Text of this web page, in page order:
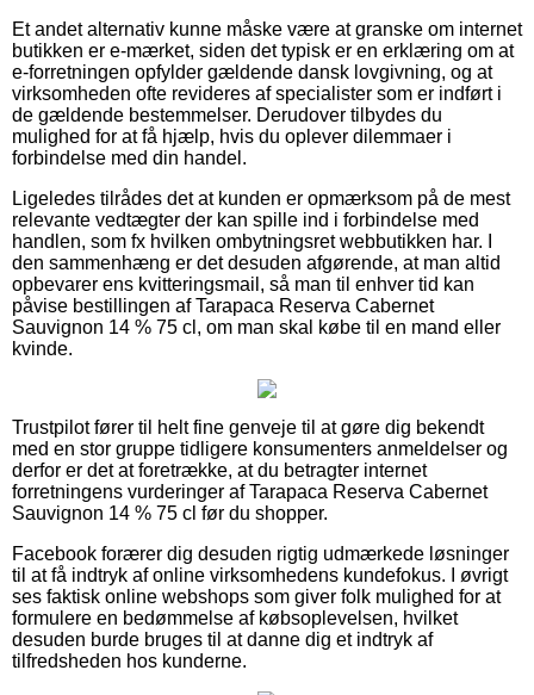
Et andet alternativ kunne måske være at granske om internet
butikken er e-mærket, siden det typisk er en erklæring om at
e-forretningen opfylder gældende dansk lovgivning, og at
virksomheden ofte revideres af specialister som er indført i
de gældende bestemmelser. Derudover tilbydes du
mulighed for at få hjælp, hvis du oplever dilemmaer i
forbindelse med din handel.
Ligeledes tilrådes det at kunden er opmærksom på de mest
relevante vedtægter der kan spille ind i forbindelse med
handlen, som fx hvilken ombytningsret webbutikken har. I
den sammenhæng er det desuden afgørende, at man altid
opbevarer ens kvitteringsmail, så man til enhver tid kan
påvise bestillingen af Tarapaca Reserva Cabernet
Sauvignon 14 % 75 cl, om man skal købe til en mand eller
kvinde.
Trustpilot fører til helt fine genveje til at gøre dig bekendt
med en stor gruppe tidligere konsumenters anmeldelser og
derfor er det at foretrække, at du betragter internet
forretningens vurderinger af Tarapaca Reserva Cabernet
Sauvignon 14 % 75 cl før du shopper.
Facebook forærer dig desuden rigtig udmærkede løsninger
til at få indtryk af online virksomhedens kundefokus. I øvrigt
ses faktisk online webshops som giver folk mulighed for at
formulere en bedømmelse af købsoplevelsen, hvilket
desuden burde bruges til at danne dig et indtryk af
tilfredsheden hos kunderne.